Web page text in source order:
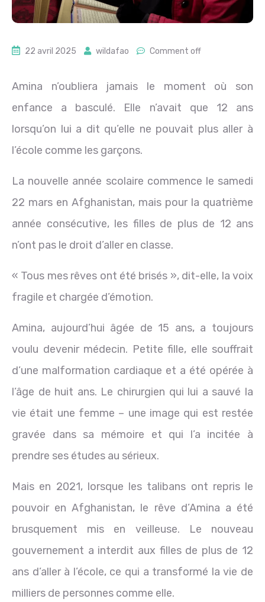
22 avril 2025 wildafao Comment off
Amina n’oubliera jamais le moment où son
enfance a basculé. Elle n’avait que 12 ans
lorsqu’on lui a dit qu’elle ne pouvait plus aller à
l’école comme les garçons.
La nouvelle année scolaire commence le samedi
22 mars en Afghanistan, mais pour la quatrième
année consécutive, les filles de plus de 12 ans
n’ont pas le droit d’aller en classe.
« Tous mes rêves ont été brisés », dit-elle, la voix
fragile et chargée d’émotion.
Amina, aujourd’hui âgée de 15 ans, a toujours
voulu devenir médecin. Petite fille, elle souffrait
d’une malformation cardiaque et a été opérée à
l’âge de huit ans. Le chirurgien qui lui a sauvé la
vie était une femme – une image qui est restée
gravée dans sa mémoire et qui l’a incitée à
prendre ses études au sérieux.
Mais en 2021, lorsque les talibans ont repris le
pouvoir en Afghanistan, le rêve d’Amina a été
brusquement mis en veilleuse. Le nouveau
gouvernement a interdit aux filles de plus de 12
ans d’aller à l’école, ce qui a transformé la vie de
milliers de personnes comme elle.